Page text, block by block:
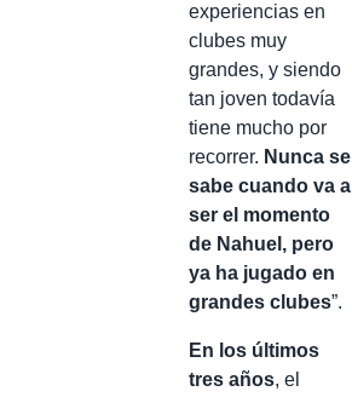
experiencias en
clubes muy
grandes, y siendo
tan joven todavía
tiene mucho por
recorrer. Nunca se
sabe cuando va a
ser el momento
de Nahuel, pero
ya ha jugado en
grandes clubes”.
En los últimos
tres años, el